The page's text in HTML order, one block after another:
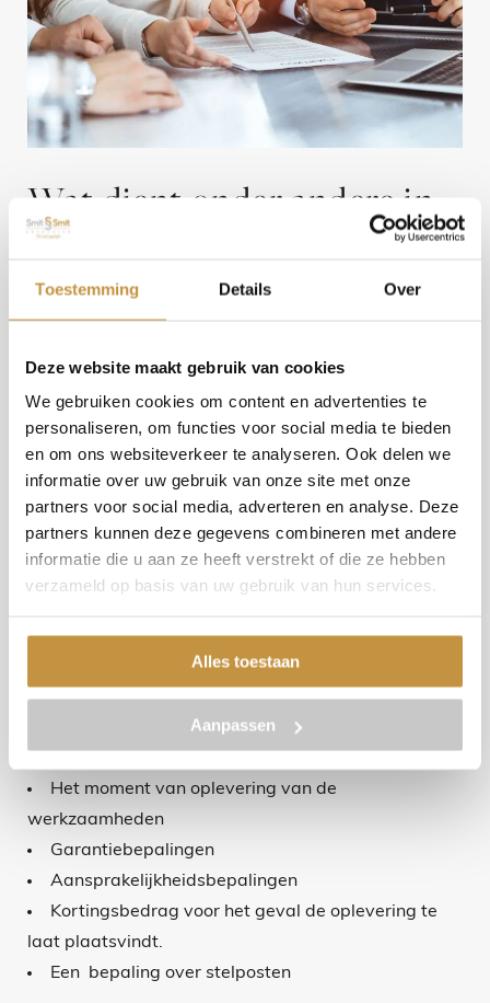
Toestemming Details Over
Deze website maakt gebruik van cookies
We gebruiken cookies om content en advertenties te
personaliseren, om functies voor social media te bieden
en om ons websiteverkeer te analyseren. Ook delen we
informatie over uw gebruik van onze site met onze
partners voor social media, adverteren en analyse. Deze
partners kunnen deze gegevens combineren met andere
informatie die u aan ze heeft verstrekt of die ze hebben
verzameld op basis van uw gebruik van hun services.
Alles toestaan
Aanpassen
Skip
Rechtsgebieden
Werkwijze
Blogs
Contact
Wat dient onder andere in
een
aannemingsovereenkomst
Wanneer er een aannemingsovereenkomst wordt
opgesteld, is het belangrijk dat de volgende zaken
Waaruit bestaan de werkzaamheden? Een
volledige omschrijving van de werkzaamheden
De termijnen van betaling
Toepassing van eventuele algemene
voorwaarden
Startdatum van de werkzaamheden en de duur
Het moment van oplevering van de
werkzaamheden
Garantiebepalingen
Aansprakelijkheidsbepalingen
Kortingsbedrag voor het geval de oplevering te
laat plaatsvindt.
Een bepaling over stelposten